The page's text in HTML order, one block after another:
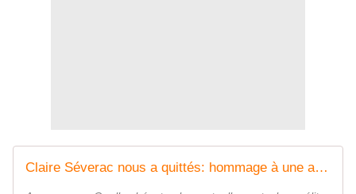
Claire Séverac nous a quittés: hommage à une activiste qui dérangeait diablement l'establishment... - MOINS de BIENS PLUS de LIENS